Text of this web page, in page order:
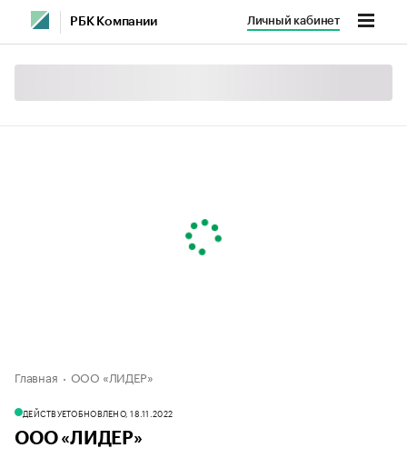
РБК Компании Личный кабинет
Главная ООО «ЛИДЕР»
ДЕЙСТВУЕТОБНОВЛЕНО, 18.11.2022
ООО «ЛИДЕР»